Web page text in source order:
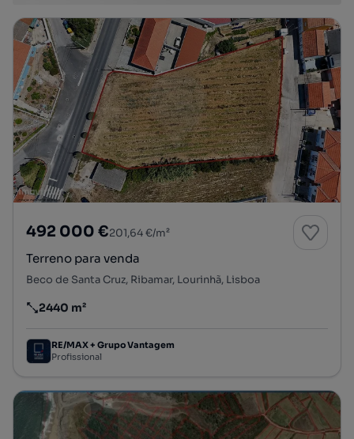
492 000 €201,64 €/m²
Terreno para venda
Beco de Santa Cruz, Ribamar, Lourinhã, Lisboa
Preço por metro quadrado
2440 m²
RE/MAX + Grupo Vantagem
Profissional